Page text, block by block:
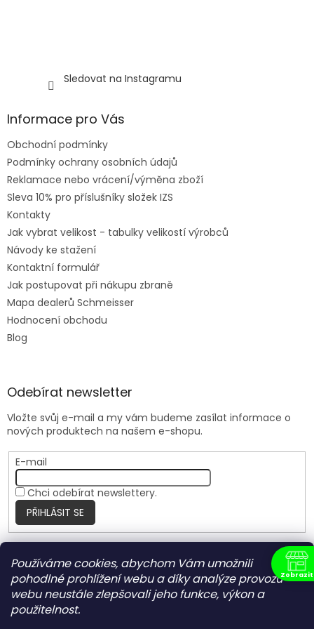
Používáme cookies, abychom Vám umožnili
pohodlné prohlížení webu a díky analýze provozu
webu neustále zlepšovali jeho funkce, výkon a
použitelnost.
Sledovat na Instagramu
Informace pro Vás
Obchodní podmínky
Podmínky ochrany osobních údajů
Reklamace nebo vrácení/výměna zboží
Sleva 10% pro příslušníky složek IZS
Kontakty
Jak vybrat velikost - tabulky velikostí výrobců
Návody ke stažení
Kontaktní formulář
Jak postupovat při nákupu zbraně
Mapa dealerů Schmeisser
Hodnocení obchodu
Blog
Odebírat newsletter
Vložte svůj e-mail a my vám budeme zasílat informace o
nových produktech na našem e-shopu.
E-mail
Chci odebírat newslettery.
PŘIHLÁSIT SE
Nite Ize Czech
Zobrazit